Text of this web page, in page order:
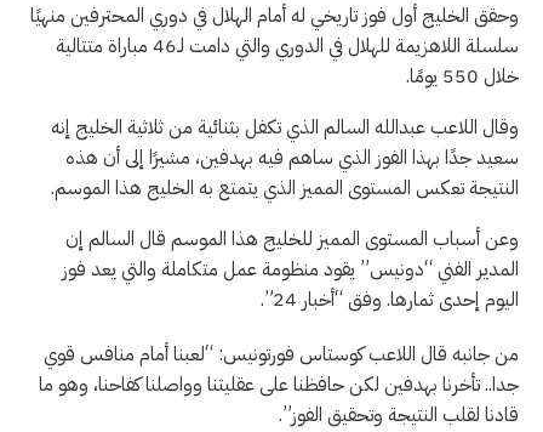
وحقق الخليج أول فوز تاريخي له أمام الهلال في دوري المحترفين منهيًا
سلسلة اللاهزيمة للهلال في الدوري والتي دامت لـ46 مباراة متتالية
خلال 550 يومًا.
وقال اللاعب عبدالله السالم الذي تكفل بثنائية من ثلاثية الخليج إنه
سعيد جدًا بهذا الفوز الذي ساهم فيه بهدفين، مشيرًا إلى أن هذه
النتيجة تعكس المستوى المميز الذي يتمتع به الخليج هذا الموسم.
وعن أسباب المستوى المميز للخليج هذا الموسم قال السالم إن
المدير الفني “دونيس” يقود منظومة عمل متكاملة والتي يعد فوز
اليوم إحدى ثمارها. وفق “أخبار 24”.
من جانبه قال اللاعب كوستاس فورتونيس: “لعبنا أمام منافس قوي
جدا.. تأخرنا بهدفين لكن حافظنا على عقليتنا وواصلنا كفاحنا، وهو ما
قادنا لقلب النتيجة وتحقيق الفوز”.